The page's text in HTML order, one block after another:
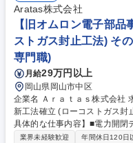
ANA Cloud Public Editionを中
各種コラボレーションツール（Teams等）
電子部品事業部/京都】SAP導
Aratas株式会社
【旧オムロン電子部
ストガス封止工法) そ
専門職)
月給29万円以上
岡山県岡山市中区
企業名 Ａｒａｔａｓ株式会社 求人名 【旧オムロン電子部品事業部/岡山】
新工法確立 (ローコストガス封止工法) 仕事の内容 【担って
具体的な仕事内容】■電力開閉
発 （接点加工、溶接・接合、樹脂成形
業界未経験歓迎 年間休日120日